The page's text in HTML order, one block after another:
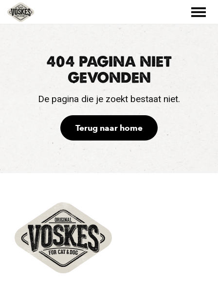
404 PAGINA NIET
GEVONDEN
De pagina die je zoekt bestaat niet.
Terug naar home